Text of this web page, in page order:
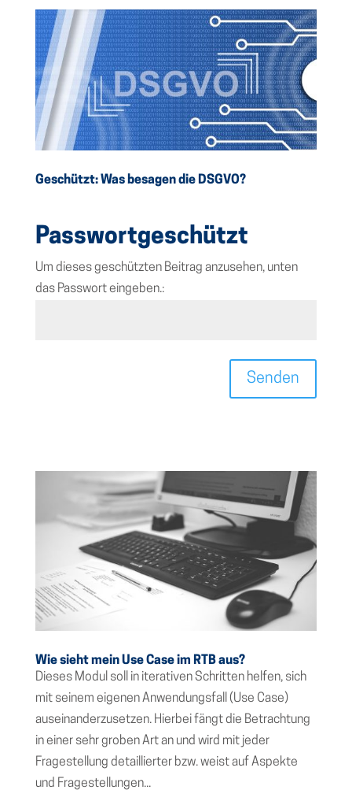
Geschützt: Was besagen die DSGVO?
Passwortgeschützt
Um dieses geschützten Beitrag anzusehen, unten
das Passwort eingeben.:
Senden
Wie sieht mein Use Case im RTB aus?
Dieses Modul soll in iterativen Schritten helfen, sich
mit seinem eigenen Anwendungsfall (Use Case)
auseinanderzusetzen. Hierbei fängt die Betrachtung
in einer sehr groben Art an und wird mit jeder
Fragestellung detaillierter bzw. weist auf Aspekte
und Fragestellungen...